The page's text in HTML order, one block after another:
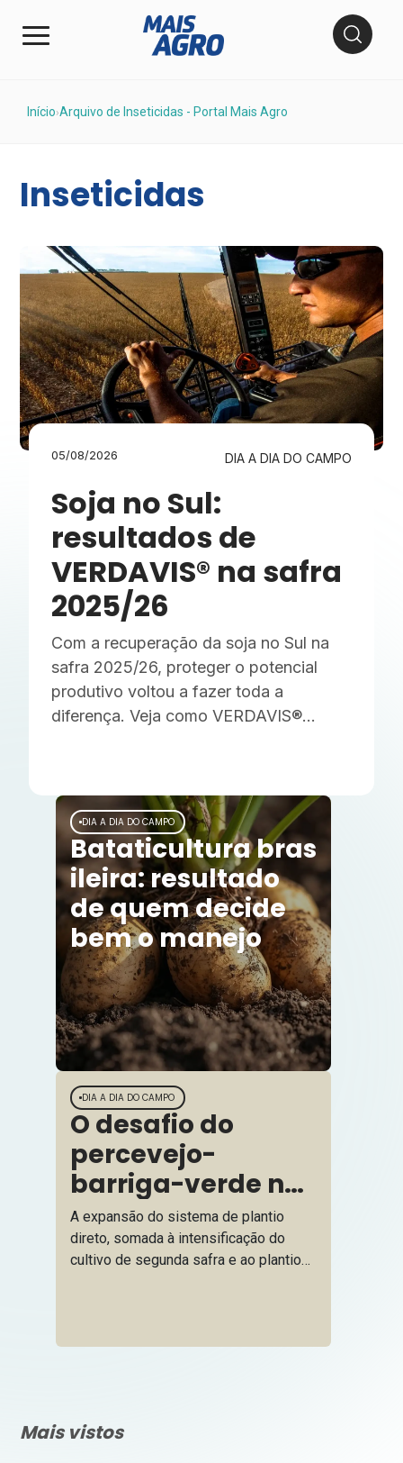
Início›Arquivo de Inseticidas - Portal Mais Agro
Inseticidas
05/08/2026 DIA A DIA DO CAMPO
Soja no Sul:
resultados de
VERDAVIS® na safra
2025/26
Com a recuperação da soja no Sul na
safra 2025/26, proteger o potencial
produtivo voltou a fazer toda a
diferença. Veja como VERDAVIS®
DIA A DIA DO CAMPO
Bataticultura bras
ileira: resultado
de quem decide
bem o manejo
DIA A DIA DO CAMPO
O desafio do
percevejo-
barriga-verde no
sistema soja-
milho
A expansão do sistema de plantio
direto, somada à intensificação do
cultivo de segunda safra e ao plantio
Mais vistos